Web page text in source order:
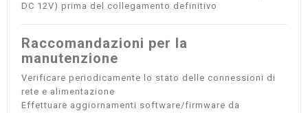
DC 12V) prima del collegamento definitivo
Raccomandazioni per la
manutenzione
Verificare periodicamente lo stato delle connessioni di
rete e alimentazione
Effettuare aggiornamenti software/firmware da